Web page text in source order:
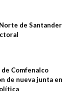
de Santander
Comfenalco
de nueva junta en